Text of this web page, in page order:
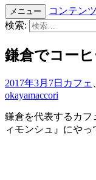
メニュー
コンテン
検索:
鎌倉でコー
2017年3月7日 カフェ
okayamaccori
鎌倉を代表するカフ
ィモンシュ』にや